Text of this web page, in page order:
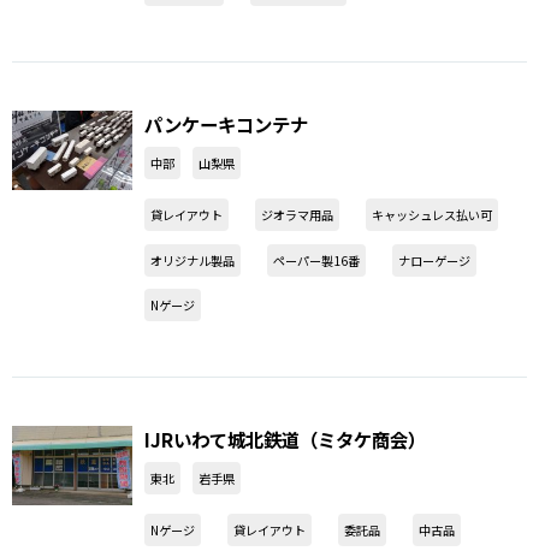
パンケーキコンテナ
中部 山梨県
貸レイアウト ジオラマ用品 キャッシュレス払い可
オリジナル製品 ペーパー製16番 ナローゲージ
Nゲージ
IJRいわて城北鉄道（ミタケ商会）
東北 岩手県
Nゲージ 貸レイアウト 委託品 中古品